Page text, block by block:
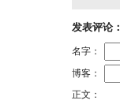
发表评论：
名字：
博客：
正文：